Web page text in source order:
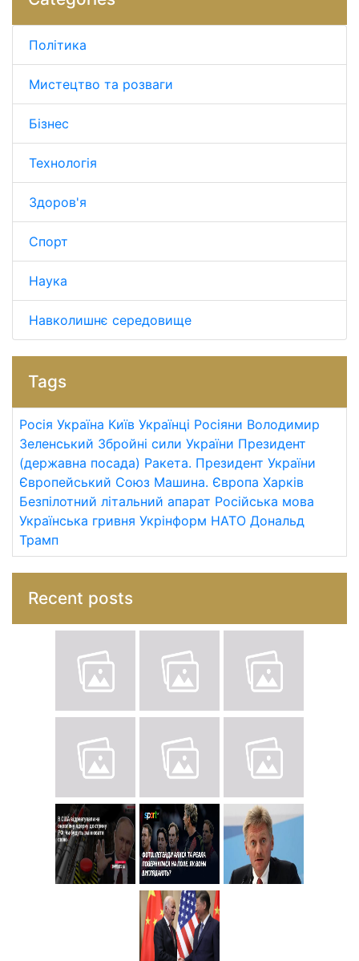
Політика
Мистецтво та розваги
Бізнес
Технологія
Здоров'я
Спорт
Наука
Навколишнє середовище
Tags
Росія Україна Київ Українці Росіяни Володимир
Зеленський Збройні сили України Президент
(державна посада) Ракета. Президент України
Європейський Союз Машина. Європа Харків
Безпілотний літальний апарат Російська мова
Українська гривня Укрінформ НАТО Дональд
Трамп
Recent posts